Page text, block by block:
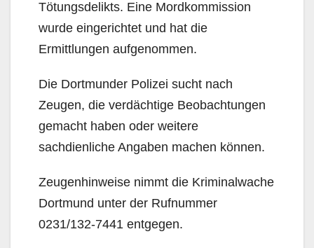
Tötungsdelikts. Eine Mordkommission
wurde eingerichtet und hat die
Ermittlungen aufgenommen.
Die Dortmunder Polizei sucht nach
Zeugen, die verdächtige Beobachtungen
gemacht haben oder weitere
sachdienliche Angaben machen können.
Zeugenhinweise nimmt die Kriminalwache
Dortmund unter der Rufnummer
0231/132-7441 entgegen.